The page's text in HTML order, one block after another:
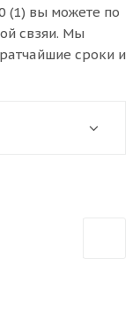
(1) вы можете по
свзяи. Мы
сроки и